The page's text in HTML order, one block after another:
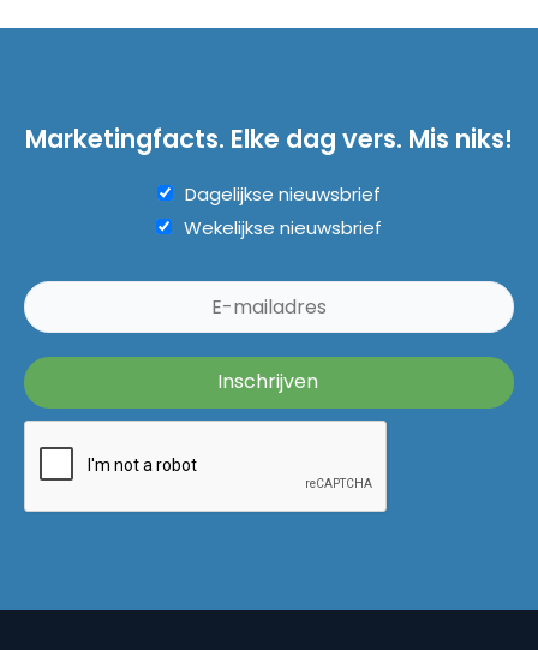
Marketingfacts. Elke dag vers. Mis niks!
Dagelijkse nieuwsbrief
Wekelijkse nieuwsbrief